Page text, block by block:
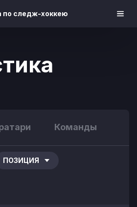
по следж-хоккею
Команды
ПОЗИЦИЯ